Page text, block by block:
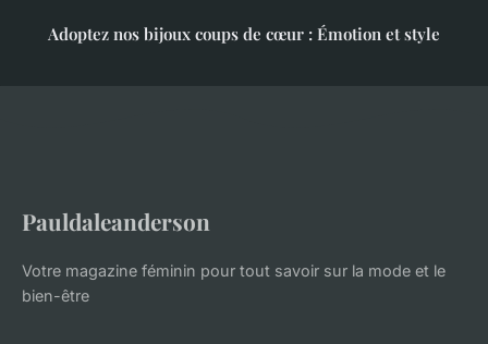
Adoptez nos bijoux coups de cœur : Émotion et style
Pauldaleanderson
Votre magazine féminin pour tout savoir sur la mode et le
bien-être